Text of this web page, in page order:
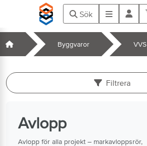
Hoppa till huvudinnehåll
Sök Meny
Startsida Byggvaror VVS
Filtrera
Avlopp
Avlopp för alla projekt – markavloppsrör,